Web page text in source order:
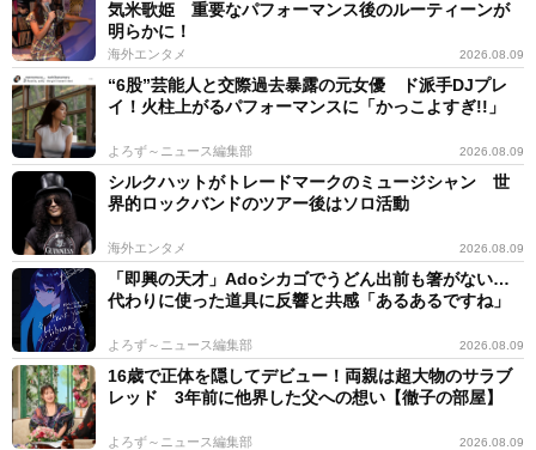
気米歌姫 重要なパフォーマンス後のルーティーンが
明らかに！
海外エンタメ 2026.08.09
“6股”芸能人と交際過去暴露の元女優 ド派手DJプレ
イ！火柱上がるパフォーマンスに「かっこよすぎ!!」
よろず～ニュース編集部 2026.08.09
シルクハットがトレードマークのミュージシャン 世
界的ロックバンドのツアー後はソロ活動
海外エンタメ 2026.08.09
「即興の天才」Adoシカゴでうどん出前も箸がない…
代わりに使った道具に反響と共感「あるあるですね」
よろず～ニュース編集部 2026.08.09
16歳で正体を隠してデビュー！両親は超大物のサラブ
レッド 3年前に他界した父への想い【徹子の部屋】
よろず～ニュース編集部 2026.08.09